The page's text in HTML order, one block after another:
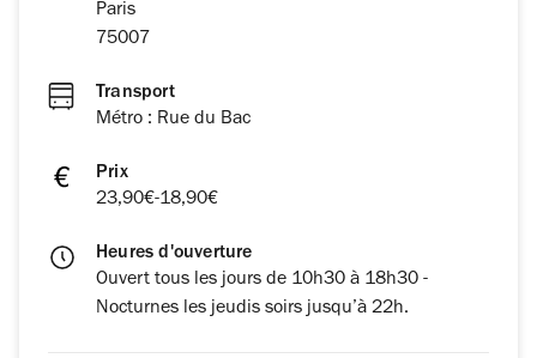
Paris
75007
Transport
Métro : Rue du Bac
Prix
23,90€-18,90€
Heures d'ouverture
Ouvert tous les jours de 10h30 à 18h30 -
Nocturnes les jeudis soirs jusqu’à 22h.